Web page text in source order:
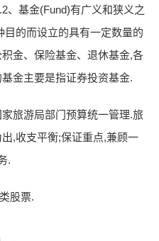
、基金(Fund)有广义和狭义之
的而设立的具有一定数量的
金、保险基金、退休基金,各
金主要是指证券投资基金.
旅游局部门预算统一管理.旅
,收支平衡;保证重点,兼顾一
.
股票.